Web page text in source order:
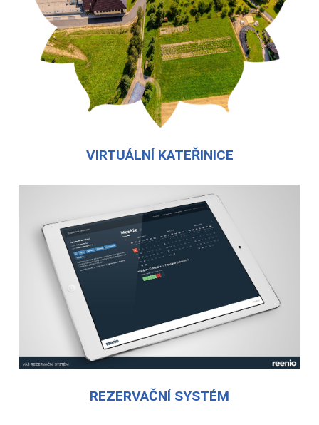
VIRTUÁLNÍ KATEŘINICE
REZERVAČNÍ SYSTÉM